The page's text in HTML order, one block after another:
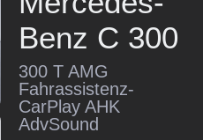
Benz C 300
300 T AMG
Fahrassistenz-
CarPlay AHK
AdvSound